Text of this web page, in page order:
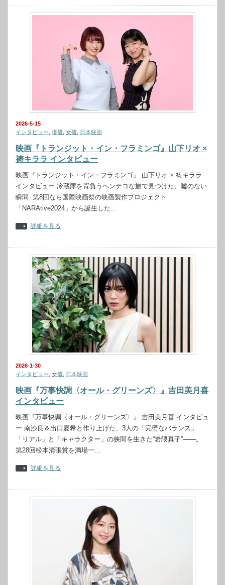
2026-5-15
インタビュー 俳優 女優 日本映画
映画『トランジット・イン・フラミンゴ』山下リオ ×
祷キララ インタビュー
映画『トランジット・イン・フラミンゴ』 山下リオ × 祷キララ
インタビュー 冷蔵庫を背負うヘンテコな旅で見つけた、嘘のない
瞬間 第8回なら国際映画祭の映画製作プロジェクト
「NARAtive2024」から誕生した…
詳細を見る
2026-1-30
インタビュー 女優 日本映画
映画『万事快調〈オール・グリーンズ〉』吉田美月喜
インタビュー
映画『万事快調〈オール・グリーンズ〉』 吉田美月喜 インタビュ
ー 南沙良＆出口夏希と作り上げた、3人の「完璧なバランス」
「リアル」と「キャラクター」の狭間を生きた“岩隈真子”――。
第28回松本清張賞を満場一…
詳細を見る